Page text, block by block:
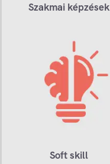
Szakmai képzések
Soft skill